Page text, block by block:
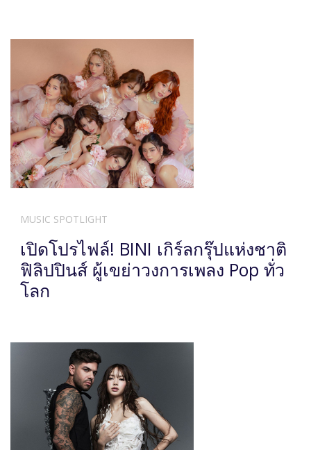
MUSIC SPOTLIGHT
เปิดโปรไฟล์! BINI เกิร์ลกรุ๊ปแห่งชาติ
ฟิลิปปินส์ ผู้เขย่าวงการเพลง Pop ทั่ว
โลก